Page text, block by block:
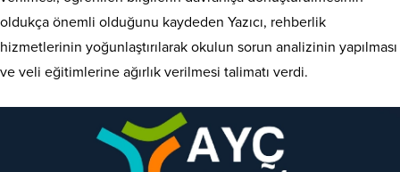
oldukça önemli olduğunu kaydeden Yazıcı, rehberlik
hizmetlerinin yoğunlaştırılarak okulun sorun analizinin yapılması
ve veli eğitimlerine ağırlık verilmesi talimatı verdi.